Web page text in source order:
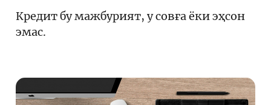
Кенгайтирилган қидирув
Кредит бу мажбурият, у совға ёки эҳсон
эмас.